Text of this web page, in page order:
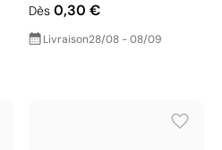
Dès 0,30 €
Livraison28/08 - 08/09